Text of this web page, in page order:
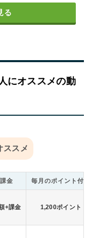
る
にオススメの動
課金 毎月のポイント付与
+課金 1,200ポイント